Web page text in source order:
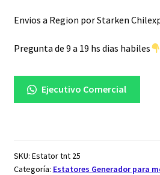
Envios a Region por Starken
Pregunta de 9 a 19 hs dias habiles
Ejecutivo Comercial
SKU: Estator tnt 25
Categoría: Estatores Generador para